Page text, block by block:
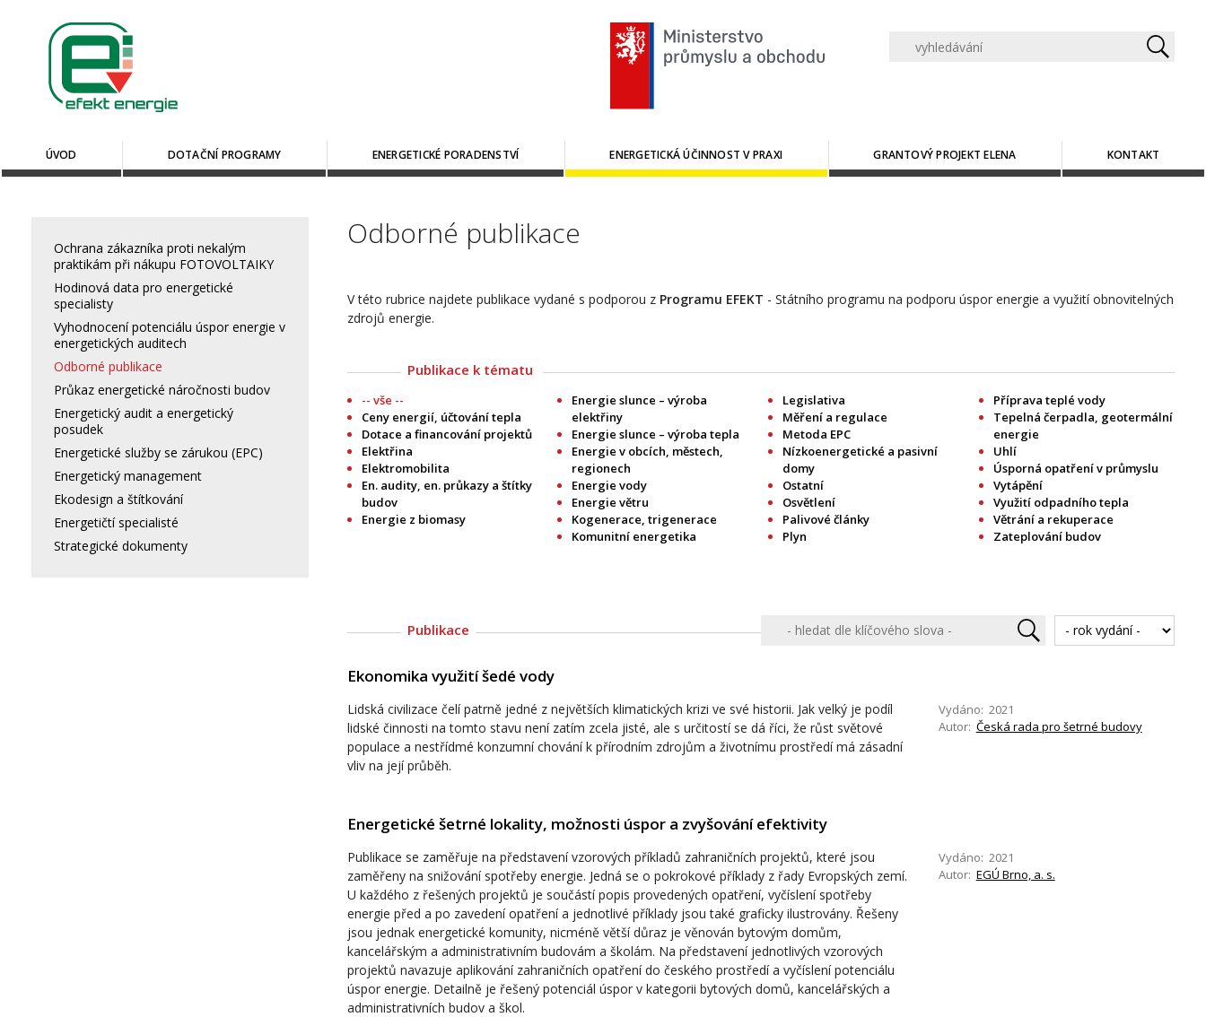
ÚVOD DOTAČNÍ PROGRAMY ENERGETICKÉ PORADENSTVÍ ENERGETICKÁ ÚČINNOST V PRAXI GRANTOVÝ PROJEKT ELENA KONTAKT
Ochrana zákazníka proti nekalým
praktikám při nákupu FOTOVOLTAIKY
Hodinová data pro energetické
specialisty
Vyhodnocení potenciálu úspor energie v
energetických auditech
Odborné publikace
Průkaz energetické náročnosti budov
Energetický audit a energetický
posudek
Energetické služby se zárukou (EPC)
Energetický management
Ekodesign a štítkování
Energetičtí specialisté
Strategické dokumenty
Odborné publikace
V této rubrice najdete publikace vydané s podporou z Programu EFEKT - Státního programu na podporu úspor energie a využití obnovitelných
zdrojů energie.
Publikace k tématu
-- vše --
Ceny energií, účtování tepla
Dotace a financování projektů
Elektřina
Elektromobilita
En. audity, en. průkazy a štítky
budov
Energie z biomasy
Energie slunce – výroba
elektřiny
Energie slunce – výroba tepla
Energie v obcích, městech,
regionech
Energie vody
Energie větru
Kogenerace, trigenerace
Komunitní energetika
Legislativa
Měření a regulace
Metoda EPC
Nízkoenergetické a pasivní
domy
Ostatní
Osvětlení
Palivové články
Plyn
Příprava teplé vody
Tepelná čerpadla, geotermální
energie
Uhlí
Úsporná opatření v průmyslu
Vytápění
Využití odpadního tepla
Větrání a rekuperace
Zateplování budov
Publikace
Ekonomika využití šedé vody
Lidská civilizace čelí patrně jedné z největších klimatických krizi ve své historii. Jak velký je podíl
lidské činnosti na tomto stavu není zatím zcela jisté, ale s určitostí se dá říci, že růst světové
populace a nestřídmé konzumní chování k přírodním zdrojům a životnímu prostředí má zásadní
vliv na její průběh.
Vydáno: 2021
Autor: Česká rada pro šetrné budovy
Energetické šetrné lokality, možnosti úspor a zvyšování efektivity
Publikace se zaměřuje na představení vzorových příkladů zahraničních projektů, které jsou
zaměřeny na snižování spotřeby energie. Jedná se o pokrokové příklady z řady Evropských zemí.
U každého z řešených projektů je součástí popis provedených opatření, vyčíslení spotřeby
energie před a po zavedení opatření a jednotlivé příklady jsou také graficky ilustrovány. Řešeny
jsou jednak energetické komunity, nicméně větší důraz je věnován bytovým domům,
kancelářským a administrativním budovám a školám. Na představení jednotlivých vzorových
projektů navazuje aplikování zahraničních opatření do českého prostředí a vyčíslení potenciálu
úspor energie. Detailně je řešený potenciál úspor v kategorii bytových domů, kancelářských a
administrativních budov a škol.
Vydáno: 2021
Autor: EGÚ Brno, a. s.